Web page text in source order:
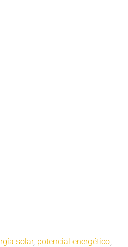
solar, potencial energético,